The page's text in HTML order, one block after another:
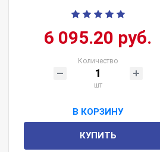
6 095.20 руб.
Количество
шт
В КОРЗИНУ
КУПИТЬ